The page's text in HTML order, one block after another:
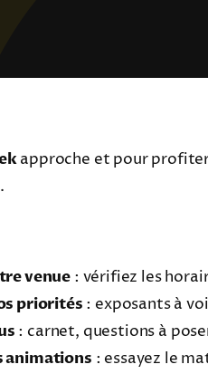
approche et pour profiter
venue : vérifiez les
priorités : exposants à
: carnet, questions à
animations : essayez le